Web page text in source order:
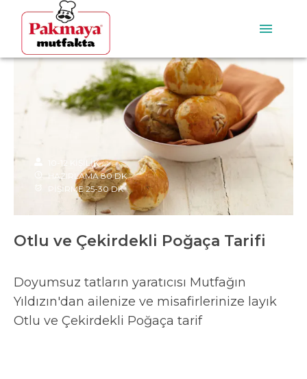
10-12
KİŞİLİK
HAZIRLAMA 80 DK
PİŞİRME 25-30 DK
Otlu ve Çekirdekli Poğaça Tarifi
Doyumsuz tatların yaratıcısı Mutfağın
Yıldızın'dan ailenize ve misafirlerinize layık
Otlu ve Çekirdekli Poğaça tarif